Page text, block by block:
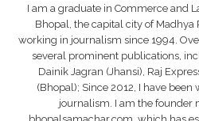
I am a graduate in Commerce and
Bhopal, the capital city of Madhya
working in journalism since 1994.
several prominent publications,
Dainik Jagran (Jhansi), Raj
(Bhopal); Since 2012, I have
journalism. I am the founder